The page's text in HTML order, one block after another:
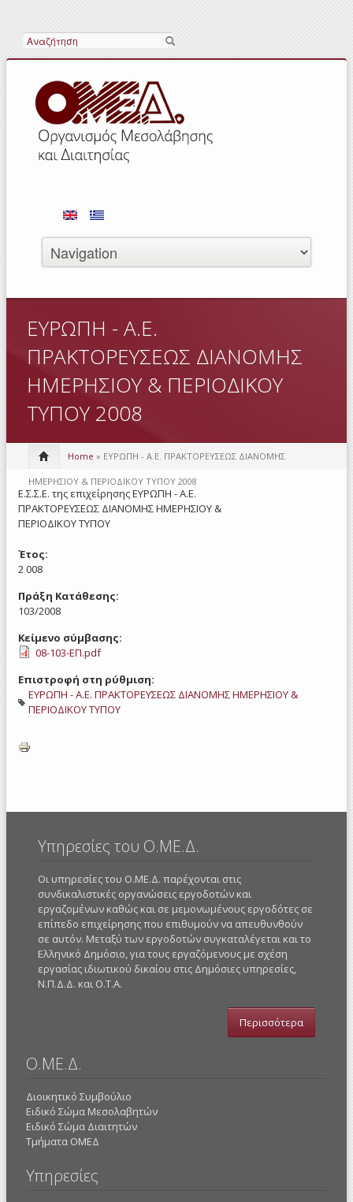
Search
ΕΥΡΩΠΗ - Α.Ε.
ΠΡΑΚΤΟΡΕΥΣΕΩΣ ΔΙΑΝΟΜΗΣ
ΗΜΕΡΗΣΙΟΥ & ΠΕΡΙΟΔΙΚΟΥ
ΤΥΠΟΥ 2008
Home » ΕΥΡΩΠΗ - Α.Ε. ΠΡΑΚΤΟΡΕΥΣΕΩΣ ΔΙΑΝΟΜΗΣ
ΗΜΕΡΗΣΙΟΥ & ΠΕΡΙΟΔΙΚΟΥ ΤΥΠΟΥ 2008
Ε.Σ.Σ.Ε. της επιχείρησης ΕΥΡΩΠΗ - Α.Ε.
ΠΡΑΚΤΟΡΕΥΣΕΩΣ ΔΙΑΝΟΜΗΣ ΗΜΕΡΗΣΙΟΥ &
ΠΕΡΙΟΔΙΚΟΥ ΤΥΠΟΥ
Έτος:
2 008
Πράξη Κατάθεσης:
103/2008
Κείμενο σύμβασης:
08-103-ΕΠ.pdf
Επιστροφή στη ρύθμιση:
ΕΥΡΩΠΗ - Α.Ε. ΠΡΑΚΤΟΡΕΥΣΕΩΣ ΔΙΑΝΟΜΗΣ ΗΜΕΡΗΣΙΟΥ &
ΠΕΡΙΟΔΙΚΟΥ ΤΥΠΟΥ
Υπηρεσίες του Ο.ΜΕ.Δ.
Οι υπηρεσίες του Ο.ΜΕ.Δ. παρέχονται στις
συνδικαλιστικές οργανώσεις εργοδοτών και
εργαζομένων καθώς και σε μεμονωμένους εργοδότες σε
επίπεδο επιχείρησης που επιθυμούν να απευθυνθούν
σε αυτόν. Μεταξύ των εργοδοτών συγκαταλέγεται και το
Ελληνικό Δημόσιο, για τους εργαζόμενους με σχέση
εργασίας ιδιωτικού δικαίου στις Δημόσιες υπηρεσίες,
Ν.Π.Δ.Δ. και Ο.Τ.Α.
Περισσότερα
Ο.ΜΕ.Δ.
Διοικητικό Συμβούλιο
Ειδικό Σώμα Μεσολαβητών
Ειδικό Σώμα Διαιτητών
Τμήματα ΟΜΕΔ
Υπηρεσίες